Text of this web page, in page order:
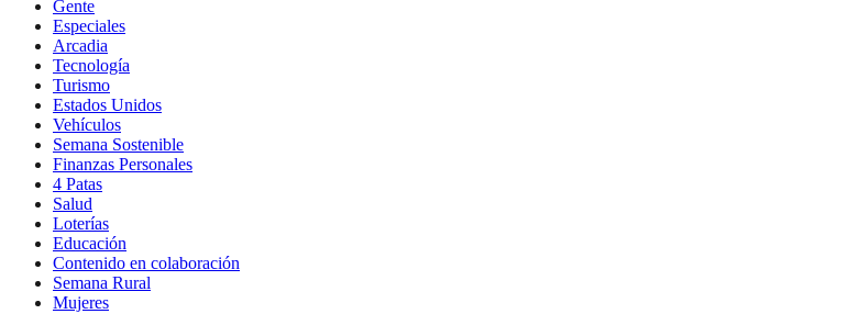
Gente
Especiales
Arcadia
Tecnología
Turismo
Estados Unidos
Vehículos
Semana Sostenible
Finanzas Personales
4 Patas
Salud
Loterías
Educación
Contenido en colaboración
Semana Rural
Mujeres